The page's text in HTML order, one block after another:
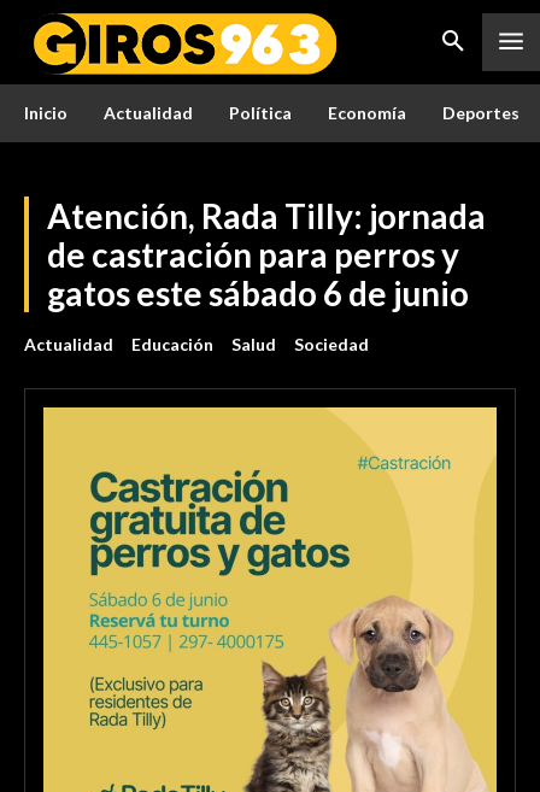
Inicio Actualidad Política Economía Deportes
Atención, Rada Tilly: jornada
de castración para perros y
gatos este sábado 6 de junio
Actualidad Educación Salud Sociedad